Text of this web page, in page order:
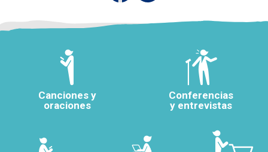
Canciones y
oraciones
Conferencias
y entrevistas